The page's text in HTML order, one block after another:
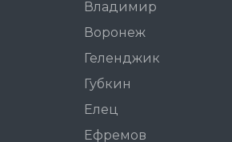
Владимир
Воронеж
Геленджик
Губкин
Елец
Ефремов